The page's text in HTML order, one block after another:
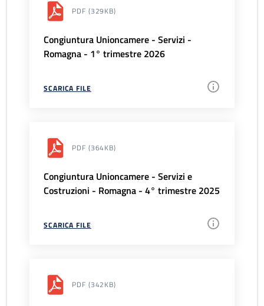
PDF (329KB)
Congiuntura Unioncamere - Servizi -
Romagna - 1° trimestre 2026
SCARICA FILE
PDF (364KB)
Congiuntura Unioncamere - Servizi e
Costruzioni - Romagna - 4° trimestre 2025
SCARICA FILE
PDF (342KB)